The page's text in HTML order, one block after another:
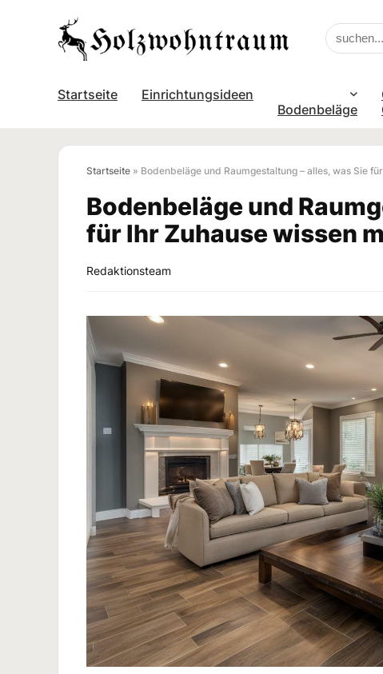
Startseite
Einrichtungsideen
Bodenbeläge
Startseite » Bodenbeläge und Raumgestaltung – alles, was Sie
Bodenbeläge und
für Ihr Zuhause wissen
Redaktionsteam